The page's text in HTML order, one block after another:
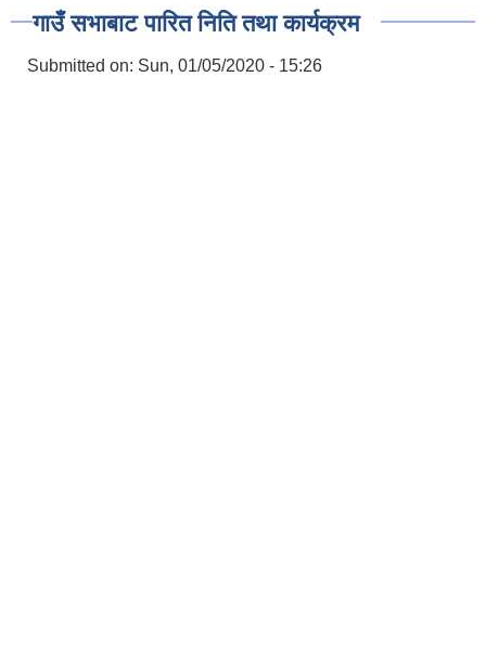
गाउँ सभाबाट पारित निति तथा कार्यक्रम
Submitted on: Sun, 01/05/2020 - 15:26